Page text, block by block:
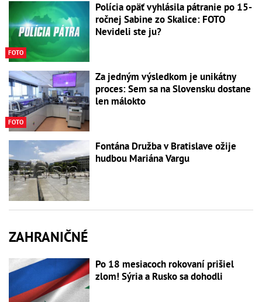
FOTO
Polícia opäť vyhlásila pátranie po 15-
ročnej Sabine zo Skalice: FOTO
Nevideli ste ju?
FOTO
Za jedným výsledkom je unikátny
proces: Sem sa na Slovensku dostane
len málokto
Fontána Družba v Bratislave ožije
hudbou Mariána Vargu
ZAHRANIČNÉ
Po 18 mesiacoch rokovaní prišiel
zlom! Sýria a Rusko sa dohodli